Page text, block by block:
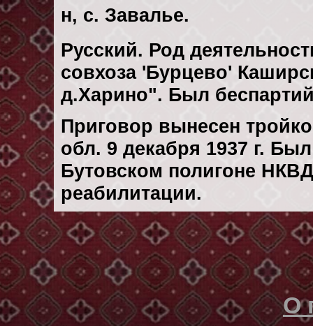
н, с. Завалье.
Русский. Род
совхоза 'Бурцево'
д.Харино". Был
Приговор вынесен
обл. 9 декaбря 1937 г.
Бутовском полигоне
реабилитации.
О